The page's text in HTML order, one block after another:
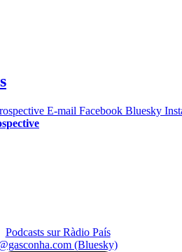
Podcasts sur Ràdio País
(Bluesky)